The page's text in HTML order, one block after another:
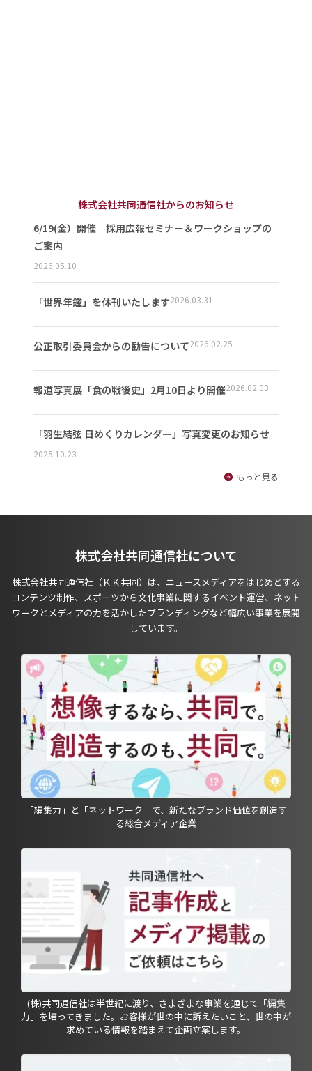
株式会社共同通信社からのお知らせ
6/19(金）開催 採用広報セミナー＆ワークショップの
ご案内
2026.05.10
「世界年鑑」を休刊いたします2026.03.31
公正取引委員会からの勧告について2026.02.25
報道写真展「食の戦後史」2月10日より開催2026.02.03
「羽生結弦 日めくりカレンダー」写真変更のお知らせ
2025.10.23
もっと見る
株式会社共同通信社について
株式会社共同通信社（ＫＫ共同）は、ニュースメディアをはじめとする
コンテンツ制作、スポーツから文化事業に関するイベント運営、ネット
ワークとメディアの力を活かしたブランディングなど幅広い事業を展開
しています。
「編集力」と「ネットワーク」で、新たなブランド価値を創造す
る総合メディア企業
(株)共同通信社は半世紀に渡り、さまざまな事業を通じて「編集
力」を培ってきました。お客様が世の中に訴えたいこと、世の中が
求めている情報を踏まえて企画立案します。